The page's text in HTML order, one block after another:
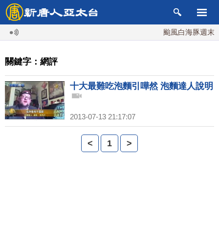
颱風白海豚週末
關鍵字：網評
十大最難吃泡麵引嘩然 泡麵達人說明
2013-07-13 21:17:07
< 1 >